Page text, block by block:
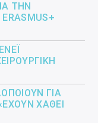
ΤΗΝ
ΓΙΑ
ΧΑΘΕΊ